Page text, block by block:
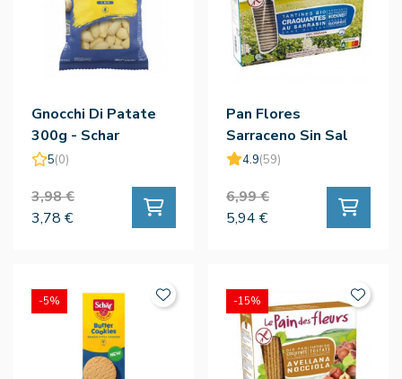
Gnocchi Di Patate
300g - Schar
5(0)
3,98 €
3,78 €
Pan Flores
Sarraceno Sin Sal
300g - Le Pain Des
4.9(59)
6,99 €
5,94 €
-5% -15%